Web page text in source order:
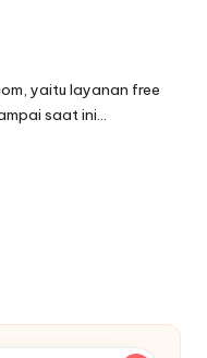
yaitu layanan free
saat ini…